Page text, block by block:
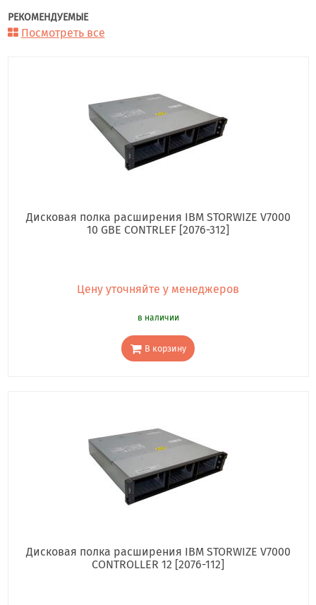
РЕКОМЕНДУЕМЫЕ
Посмотреть все
Дисковая полка расширения IBM STORWIZE V7000
10 GBE CONTRLEF [2076-312]
Цену уточняйте у менеджеров
в наличии
В корзину
Дисковая полка расширения IBM STORWIZE V7000
CONTROLLER 12 [2076-112]